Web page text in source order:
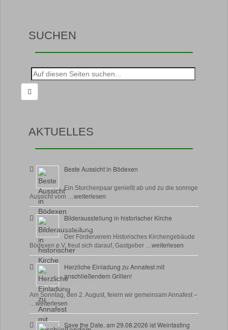
SUCHEN
Suche
nach:
AKTUELLES
Beste Aussicht in Bödexen
Ein Storchenpaar genießt ab und zu die sonnige
Aussicht vom …weiterlesen
Bilderausstellung in historischer Kirche
30 Juli, 2026
Der Förderverein Historisches Kirchengebäude
Bödexen e.V. freut sich darauf, Gastgeber …weiterlesen
Herzliche Einladung zu Annafest mit
anschließendem Grillen!
Am Sonntag, den 2. August, feiern wir gemeinsam Annafest –
…weiterlesen
Save the Date, am 29.08.2026 ist Weintasting